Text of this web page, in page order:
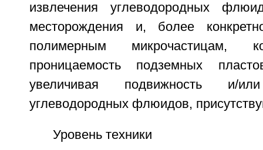
извлечения углеводородных
месторождения и, более
полимерным микрочастицам,
проницаемость подземных
увеличивая подвижность и/
углеводородных флюидов,
Уровень техники